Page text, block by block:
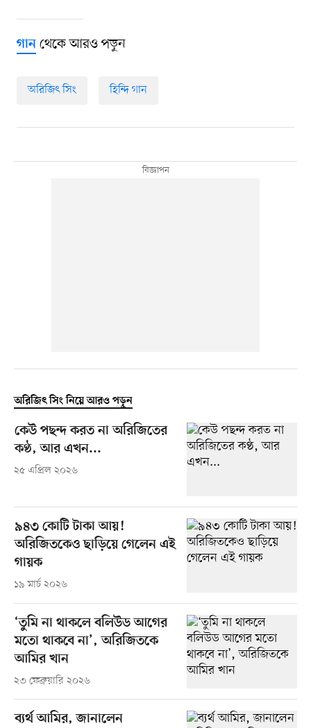
গানথেকে আরও পড়ুন
অরিজিৎ সিং হিন্দি গান
অরিজিৎ সিং নিয়ে আরও পড়ুন
কেউ পছন্দ করত না অরিজিতের
কণ্ঠ, আর এখন...
২৫ এপ্রিল ২০২৬
৯৪৩ কোটি টাকা আয়!
অরিজিতকেও ছাড়িয়ে গেলেন এই
গায়ক
১৯ মার্চ ২০২৬
‘তুমি না থাকলে বলিউড আগের
মতো থাকবে না’, অরিজিতকে
আমির খান
২৩ ফেব্রুয়ারি ২০২৬
ব্যর্থ আমির, জানালেন